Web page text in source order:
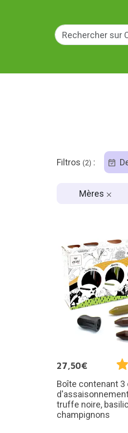
Filtros (2) :
Mères
27,50€
Boîte contenant 3
truffe noire,
champignons